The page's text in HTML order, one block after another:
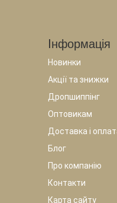
Iнформація
Новинки
Акції та знижки
Дропшиппінг
Оптовикам
Доставка і
Блог
Про компанію
Контакти
Карта сайту